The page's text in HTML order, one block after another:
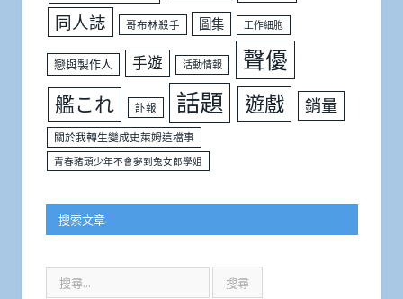
同人誌 哥布林殺手 圖集 工作細胞
戀與製作人 手遊 活動情報 聲優
艦これ 訃報 話題 遊戲 銷量
關於我轉生變成史萊姆這檔事
青春豬頭少年不會夢到兔女郎學姐
搜索文章